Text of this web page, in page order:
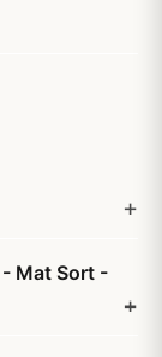
Mat Sort -